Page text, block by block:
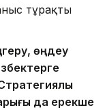
тұрақты
өңдеу
да ерекше